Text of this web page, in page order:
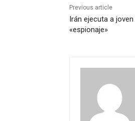
Previous article
Irán ejecuta a
«espionaje»